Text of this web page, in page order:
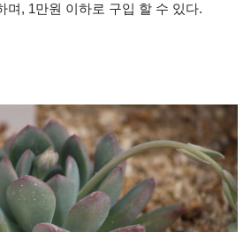
며, 1만원 이하로 구입 할 수 있다.